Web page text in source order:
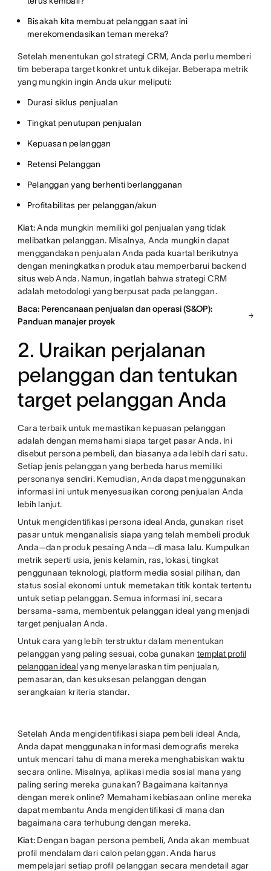
Bisakah kita membuat pelanggan saat ini
merekomendasikan teman mereka?
Setelah menentukan gol strategi CRM, Anda perlu memberi
tim beberapa target konkret untuk dikejar. Beberapa metrik
yang mungkin ingin Anda ukur meliputi:
Durasi siklus penjualan
Tingkat penutupan penjualan
Kepuasan pelanggan
Retensi Pelanggan
Pelanggan yang berhenti berlangganan
Profitabilitas per pelanggan/akun
Kiat:Anda mungkin memiliki gol penjualan yang tidak
melibatkan pelanggan. Misalnya, Anda mungkin dapat
menggandakan penjualan Anda pada kuartal berikutnya
dengan meningkatkan produk atau memperbarui backend
situs web Anda. Namun, ingatlah bahwa strategi CRM
adalah metodologi yang berpusat pada pelanggan.
Baca: Perencanaan penjualan dan operasi (S&OP):
Panduan manajer proyek
2. Uraikan perjalanan
pelanggan dan tentukan
target pelanggan Anda
Cara terbaik untuk memastikan kepuasan pelanggan
adalah dengan memahami siapa target pasar Anda. Ini
disebut persona pembeli, dan biasanya ada lebih dari satu.
Setiap jenis pelanggan yang berbeda harus memiliki
personanya sendiri. Kemudian, Anda dapat menggunakan
informasi ini untuk menyesuaikan corong penjualan Anda
lebih lanjut.
Untuk mengidentifikasi persona ideal Anda, gunakan riset
pasar untuk menganalisis siapa yang telah membeli produk
Anda—dan produk pesaing Anda—di masa lalu. Kumpulkan
metrik seperti usia, jenis kelamin, ras, lokasi, tingkat
penggunaan teknologi, platform media sosial pilihan, dan
status sosial ekonomi untuk memetakan titik kontak tertentu
untuk setiap pelanggan. Semua informasi ini, secara
bersama-sama, membentuk pelanggan ideal yang menjadi
target penjualan Anda.
Untuk cara yang lebih terstruktur dalam menentukan
pelanggan yang paling sesuai, coba gunakan templat profil
pelanggan idealyang menyelaraskan tim penjualan,
pemasaran, dan kesuksesan pelanggan dengan
serangkaian kriteria standar.
Setelah Anda mengidentifikasi siapa pembeli ideal Anda,
Anda dapat menggunakan informasi demografis mereka
untuk mencari tahu di mana mereka menghabiskan waktu
secara online. Misalnya, aplikasi media sosial mana yang
paling sering mereka gunakan? Bagaimana kaitannya
dengan merek online? Memahami kebiasaan online mereka
dapat membantu Anda mengidentifikasi di mana dan
bagaimana cara terhubung dengan mereka.
Kiat: Dengan bagan persona pembeli, Anda akan membuat
profil mendalam dari calon pelanggan. Anda harus
mempelajari setiap profil pelanggan secara mendetail agar